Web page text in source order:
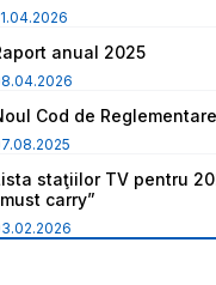
anual 2025
Cod de
staţiilor TV pentru
carry”